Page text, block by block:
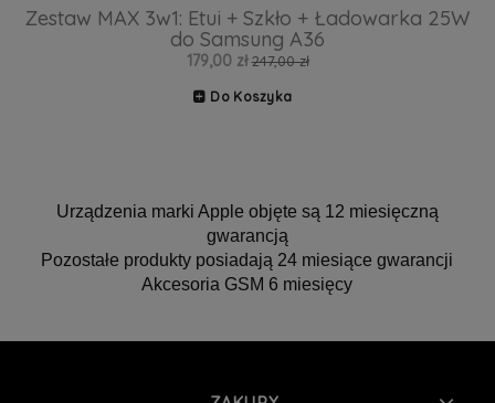
Zestaw MAX 3w1: Etui + Szkło + Ładowarka 25W
do Samsung A36
179,00 zł 247,00 zł
Do Koszyka
Urządzenia marki Apple objęte są 12 miesięczną
gwarancją
Pozostałe produkty posiadają 24 miesiące gwarancji
Akcesoria GSM 6 miesięcy